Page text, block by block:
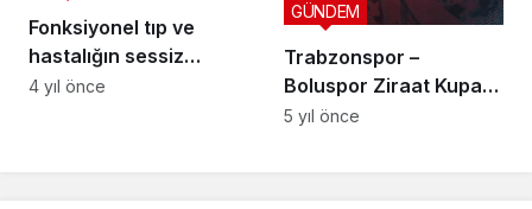
Fonksiyonel tıp ve
hastalığın sessiz
adımları
4 yıl önce
Trabzonspor –
Boluspor Ziraat Kupa
Mücadelesi
GÜNDEM
5 yıl önce